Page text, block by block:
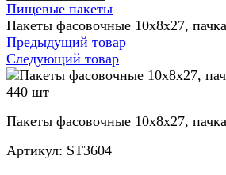
Пищевые пакеты
Пакеты фасовочные 10х8х27,
Предыдущий товар
Следующий товар
Пакеты фасовочные 10х8х27,
Артикул: ST3604